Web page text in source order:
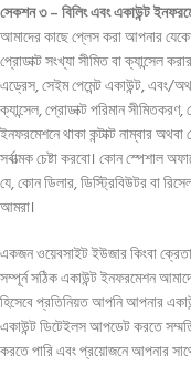
সেকশন ৩ – বিলিং এবং একাউন্ট
আমাদের কাছে প্লেস করা আপনার
প্রোডাক্ট সংখ্যা সীমিত বা ক্যান্সেল
এড্রেস, সেইম পেমেন্ট একাউন্ট, এবং/
ক্যান্সেল, প্রোডাক্ট পরিমান
ইনফরমেশনে থাকা কন্টাক্ট নাম্বার
সর্বাত্মক চেষ্টা করবো। কোন স্পেশাল
যে, কোন ডিলার, ডিস্ট্রিবিউটর বা
আমরা।
একজন ওয়েবসাইট ইউজার কিংবা
সম্পূর্ন সঠিক একাউন্ট ইনফরমেশন
হিসেবে প্রতিনিয়ত আপনি আপনার
একাউন্ট ডিটেইলস আপডেট করতে
করতে পারি এবং প্রয়োজনে আপনার